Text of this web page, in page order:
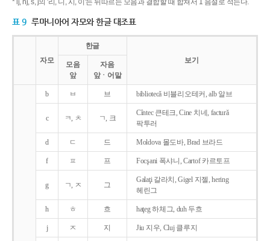
* lj, nj, š, j의 '리, 니, 시, 이'는 뒤따르는 모음과 결합할 때 합쳐서 1 음절로 적는다.
표 9 루마니아어 자모와 한글 대조표
자모
한글
보기
모음
앞
자음
앞ㆍ어말
b ㅂ 브 bibliotecǎ 비블리오테커, alb 알브
c ㅋ, ㅊ ㄱ, 크
Cîntec 큰테크, Cine 치네, facturǎ
팍투러
d ㄷ 드 Moldova 몰도바, Brad 브라드
f ㅍ 프 Focşani 폭샤니, Cartof 카르토프
g ㄱ, ㅈ 그
Galaţi 갈라치, Gigel 지젤, hering
헤린그
h ㅎ 흐 haţeg 하체그, duh 두흐
j ㅈ 지 Jiu 지우, Cluj 클루지